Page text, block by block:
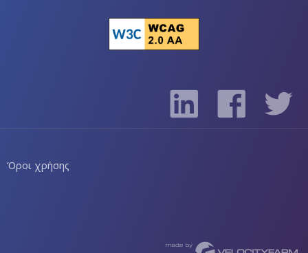
Όροι χρήσης